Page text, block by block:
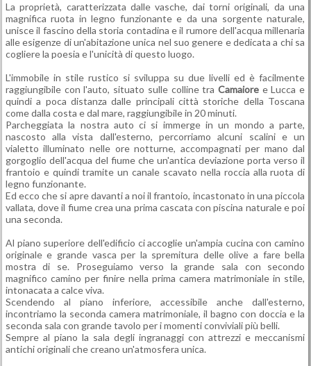
La proprietà, caratterizzata dalle vasche, dai torni originali, da una
magnifica ruota in legno funzionante e da una sorgente naturale,
unisce il fascino della storia contadina e il rumore dell'acqua millenaria
alle esigenze di un'abitazione unica nel suo genere e dedicata a chi sa
cogliere la poesia e l'unicità di questo luogo.
L'immobile in stile rustico si sviluppa su due livelli ed è facilmente
raggiungibile con l'auto, situato sulle colline traCamaiore e Lucca e
quindi a poca distanza dalle principali città storiche della Toscana
come dalla costa e dal mare, raggiungibile in 20 minuti.
Parcheggiata la nostra auto ci si immerge in un mondo a parte,
nascosto alla vista dall'esterno, percorriamo alcuni scalini e un
vialetto illuminato nelle ore notturne, accompagnati per mano dal
gorgoglio dell'acqua del fiume che un'antica deviazione porta verso il
frantoio e quindi tramite un canale scavato nella roccia alla ruota di
legno funzionante.
Ed ecco che si apre davanti a noi il frantoio, incastonato in una piccola
vallata, dove il fiume crea una prima cascata con piscina naturale e poi
una seconda.
Al piano superiore dell'edificio ci accoglie un'ampia cucina con camino
originale e grande vasca per la spremitura delle olive a fare bella
mostra di se. Proseguiamo verso la grande sala con secondo
magnifico camino per finire nella prima camera matrimoniale in stile,
intonacata a calce viva.
Scendendo al piano inferiore, accessibile anche dall'esterno,
incontriamo la seconda camera matrimoniale, il bagno con doccia e la
seconda sala con grande tavolo per i momenti conviviali più belli.
Sempre al piano la sala degli ingranaggi con attrezzi e meccanismi
antichi originali che creano un'atmosfera unica.